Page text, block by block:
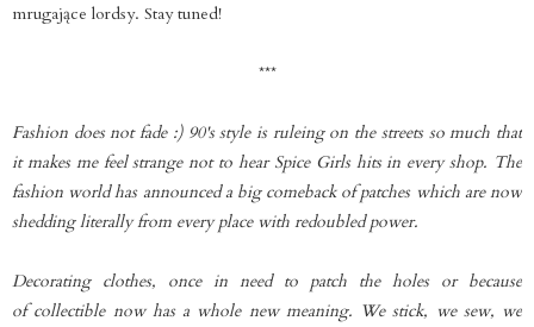
mrugające lordsy. Stay tuned!
***
Fashion does not fade :) 90's style is ruleing on the streets so much that
it makes me feel strange not to hear Spice Girls hits in every shop. The
fashion world has announced a big comeback of patches which are now
shedding literally from every place with redoubled power.
Decorating clothes, once in need to patch the holes or because
of collectible now has a whole new meaning. We stick, we sew, we